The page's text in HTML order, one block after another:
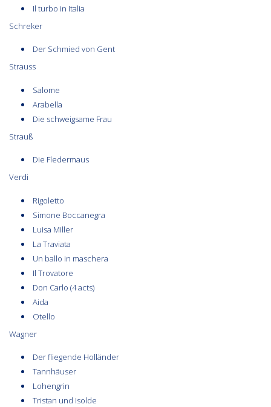
Il turbo in Italia
Schreker
Der Schmied von Gent
Strauss
Salome
Arabella
Die schweigsame Frau
Strauß
Die Fledermaus
Verdi
Rigoletto
Simone Boccanegra
Luisa Miller
La Traviata
Un ballo in maschera
Il Trovatore
Don Carlo (4 acts)
Aida
Otello
Wagner
Der fliegende Holländer
Tannhäuser
Lohengrin
Tristan und Isolde